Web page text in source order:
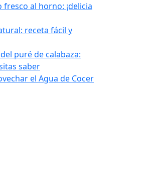
fresco al horno: ¡delicia
receta fácil y
puré de calabaza:
saber
el Agua de Cocer